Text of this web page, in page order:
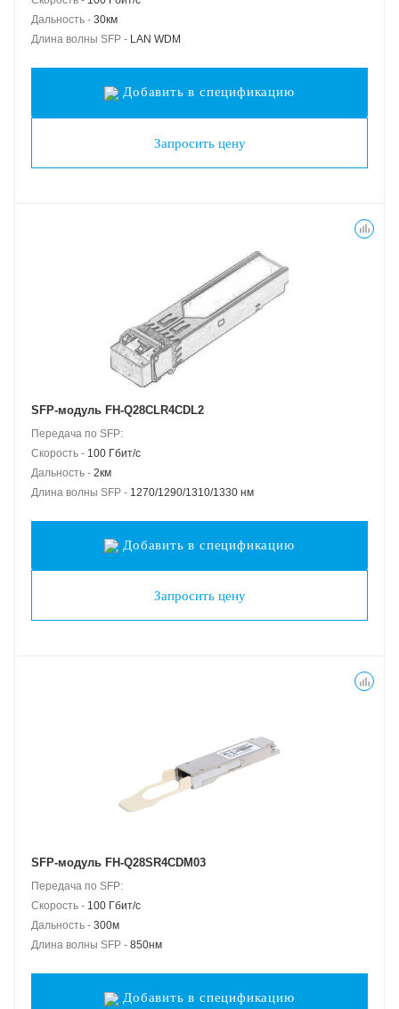
Дальность - 30км
Длина волны SFP - LAN WDM
Добавить в спецификацию
Запросить цену
SFP-модуль FH-Q28CLR4CDL2
Передача по SFP:
Скорость - 100 Гбит/с
Дальность - 2км
Длина волны SFP - 1270/1290/1310/1330 нм
Добавить в спецификацию
Запросить цену
SFP-модуль FH-Q28SR4CDM03
Передача по SFP:
Скорость - 100 Гбит/с
Дальность - 300м
Длина волны SFP - 850нм
Добавить в спецификацию